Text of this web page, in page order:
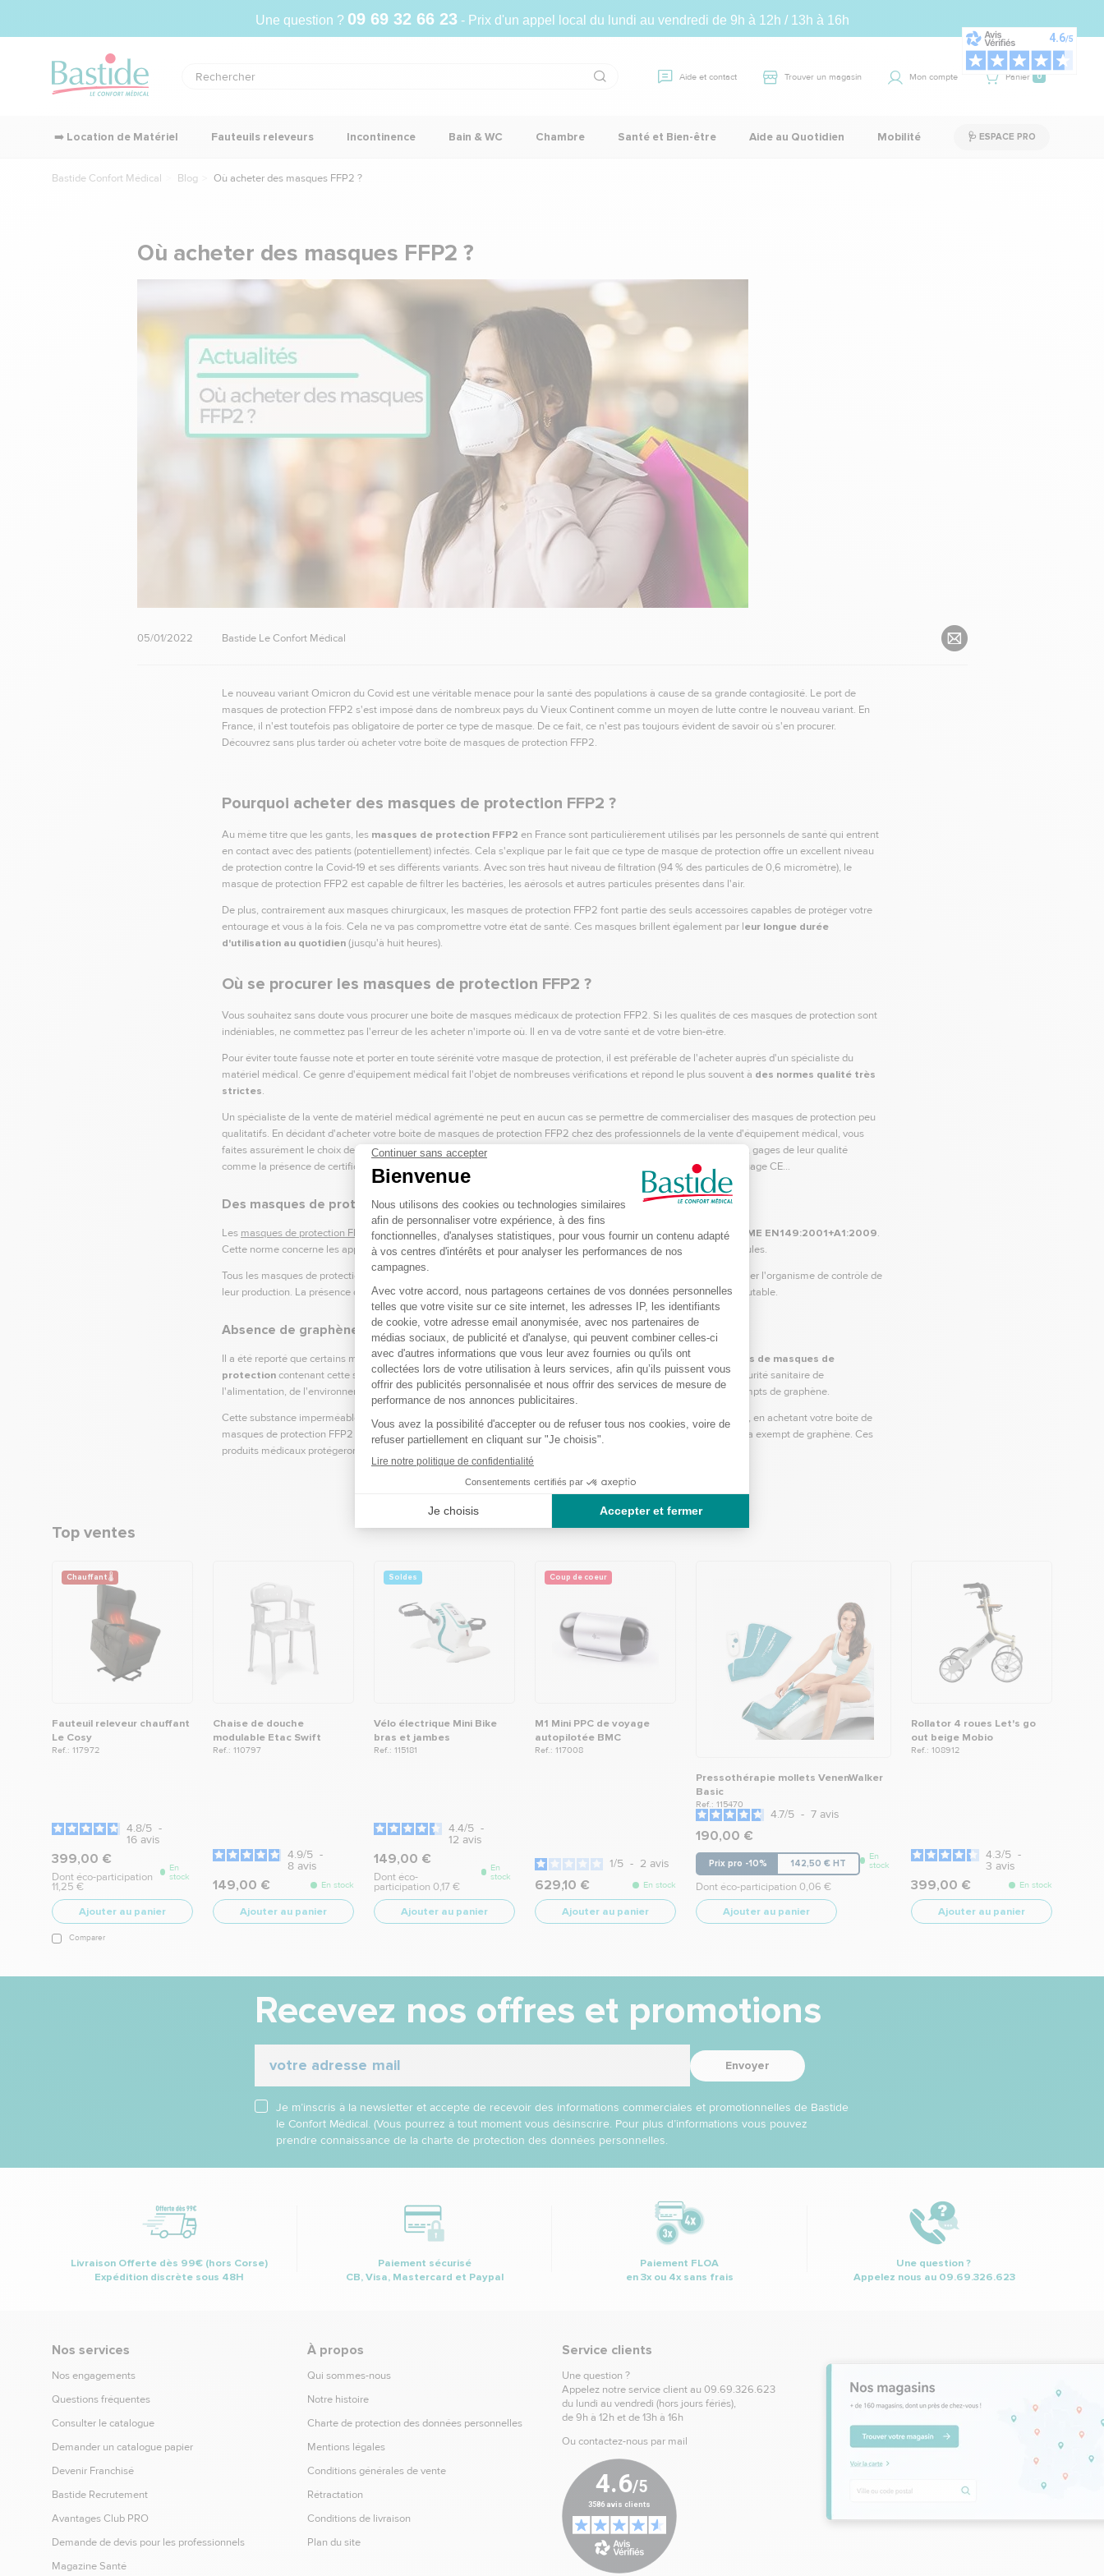
Une question ? 09 69 32 66 23- Prix d'un appel local du lundi au vendredi de 9h à 12h / 13h à 16h
Aide et contact Trouver un magasin Mon compte Panier 0
➡️ Location de Matériel Fauteuils releveurs Incontinence Bain & WC Chambre Santé et Bien-être Aide au Quotidien Mobilité 🩺 ESPACE PRO
Bastide Confort Médical Blog Où acheter des masques FFP2 ?
Où acheter des masques FFP2 ?
05/01/2022 Bastide Le Confort Médical
Le nouveau variant Omicron du Covid est une véritable menace pour la santé des populations à cause de sa grande contagiosité. Le port de
masques de protection FFP2 s'est imposé dans de nombreux pays du Vieux Continent comme un moyen de lutte contre le nouveau variant. En
France, il n'est toutefois pas obligatoire de porter ce type de masque. De ce fait, ce n'est pas toujours évident de savoir où s'en procurer.
Découvrez sans plus tarder où acheter votre boîte de masques de protection FFP2.
Pourquoi acheter des masques de protection FFP2 ?
Au même titre que les gants, les masques de protection FFP2 en France sont particulièrement utilisés par les personnels de santé qui entrent
en contact avec des patients (potentiellement) infectés. Cela s'explique par le fait que ce type de masque de protection offre un excellent niveau
de protection contre la Covid-19 et ses différents variants. Avec son très haut niveau de filtration (94 % des particules de 0,6 micromètre), le
masque de protection FFP2 est capable de filtrer les bactéries, les aérosols et autres particules présentes dans l'air.
De plus, contrairement aux masques chirurgicaux, les masques de protection FFP2 font partie des seuls accessoires capables de protéger votre
entourage et vous à la fois. Cela ne va pas compromettre votre état de santé. Ces masques brillent également par leur longue durée
d'utilisation au quotidien(jusqu'à huit heures).
Où se procurer les masques de protection FFP2 ?
Vous souhaitez sans doute vous procurer une boîte de masques médicaux de protection FFP2. Si les qualités de ces masques de protection sont
indéniables, ne commettez pas l'erreur de les acheter n'importe où. Il en va de votre santé et de votre bien-être.
Pour éviter toute fausse note et porter en toute sérénité votre masque de protection, il est préférable de l'acheter auprès d'un spécialiste du
matériel médical. Ce genre d'équipement médical fait l'objet de nombreuses vérifications et répond le plus souvent à des normes qualité très
strictes.
Un spécialiste de la vente de matériel médical agrémenté ne peut en aucun cas se permettre de commercialiser des masques de protection peu
qualitatifs. En décidant d'acheter votre boîte de masques de protection FFP2 chez des professionnels de la vente d'équipement médical, vous
faites assurément le choix de la qualité et de la santé. Ces masques de protection remplissent de nombreux critères, gages de leur qualité
comme la présence de certificats, la conformité à la NORME EN149:2001+A1:2009, l'absence de graphène, le marquage CE…
Des masques de protection conformes à la NORME EN149:2001+A1:2009
Les masques de protection FFP2en vente chez un spécialiste de matériel médical sonttous conformes à la NORME EN149:2001+A1:2009.
Cette norme concerne les appareils de protection respiratoire ou encore les demi-masques filtrants contre les particules.
Tous les masques de protection conformes à cette norme portent le marquage CE et un numéro qui permet d'identifier l'organisme de contrôle de
leur production. La présence de cette mention sur un masque de protection FFP2 est donc un gage de qualité indiscutable.
Absence de graphène dans les masques de protection
Il a été reporté que certains masques de protection FFP2 contenaient du graphène. En mai 2021,près de 17 millions de masques de
protectioncontenant cette substance avaient été rappelés en attendant l'avis de l'Anses (Agence nationale de sécurité sanitaire de
l'alimentation, de l'environnement et du travail). L'Agence a finalement recommandé d'opter pour des masques exempts de graphène.
Cette substance imperméable aux propriétés virucides est potentiellement dangereuse pour la santé. Soyez rassuré, en achetant votre boîte de
masques de protection FFP2 auprès d'un spécialiste de la vente de matériel médical, vous avez l'assurance qu'il sera exempt de graphène. Ces
produits médicaux protégeront ainsi votre santé.
Top ventes
Chauffant 🌡
Fauteuil releveur chauffant
Le Cosy
Ref.: 117972
4.8/5 -
16 avis
En
stock
399,00 €
Dont éco-participation
11,25 €
Ajouter au panier
Comparer
Chaise de douche
modulable Etac Swift
Ref.: 110797
4.9/5 -
8 avis
En stock
149,00 €
Ajouter au panier
Soldes
Vélo électrique Mini Bike
bras et jambes
Ref.: 115181
4.4/5 -
12 avis
En
stock
149,00 €
Dont éco-
participation 0,17 €
Ajouter au panier
Coup de coeur
M1 Mini PPC de voyage
autopilotée BMC
Ref.: 117008
1/5 - 2 avis
En stock
629,10 €
Ajouter au panier
Pressothérapie mollets VenenWalker
Basic
Ref.: 115470
4.7/5 - 7 avis
En
stock
190,00 €
Prix pro -10% 142,50 € HT
Dont éco-participation 0,06 €
Ajouter au panier
Rollator 4 roues Let's go
out beige Mobio
Ref.: 108912
4.3/5 -
3 avis
En stock
399,00 €
Ajouter au panier
Recevez nos offres et promotions
Envoyer
Je m’inscris à la newsletter et accepte de recevoir des informations commerciales et promotionnelles de Bastide
le Confort Médical. (Vous pourrez à tout moment vous désinscrire. Pour plus d’informations vous pouvez
prendre connaissance de la charte de protection des données personnelles.
Livraison Offerte dès 99€ (hors Corse)
Expédition discrète sous 48H
Paiement sécurisé
CB, Visa, Mastercard et Paypal
Paiement FLOA
en 3x ou 4x sans frais
Une question ?
Appelez nous au 09.69.326.623
Nos services
Nos engagements
Questions fréquentes
Consulter le catalogue
Demander un catalogue papier
Devenir Franchisé
Bastide Recrutement
Avantages Club PRO
Demande de devis pour les professionnels
Magazine Santé
À propos
Qui sommes-nous
Notre histoire
Charte de protection des données personnelles
Mentions légales
Conditions générales de vente
Rétractation
Conditions de livraison
Plan du site
Service clients
Une question ?
Appelez notre service client au 09.69.326.623
du lundi au vendredi (hors jours fériés),
de 9h à 12h et de 13h à 16h
Ou contactez-nous par mail